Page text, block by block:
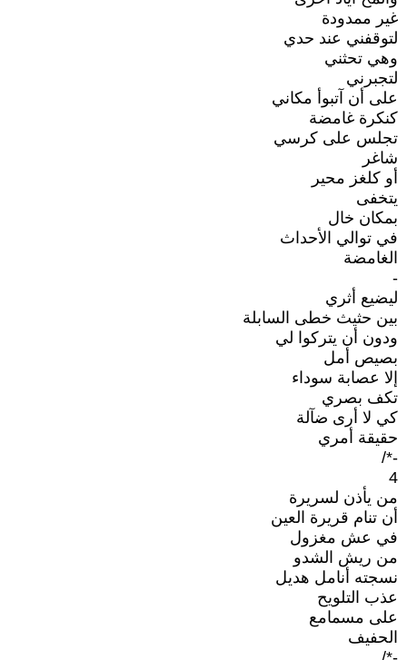
غير ممدودة
لتوقفني عند حدي
وهي تحثني
لتجبرني
على أن آتبوأ مكاني
كنكرة غامضة
تجلس على كرسي
شاغر
أو كلغز محير
يتخفى
بمكان خال
في توالي الأحداث
الغامضة
-
ليضيع أثري
بين حثيث خطى السابلة
ودون أن يتركوا لي
بصيص أمل
إلا عصابة سوداء
تكف بصري
كي لا أرى ضآلة
حقيقة أمري
-*/
4
من يأذن لسريرة
أن تنام قريرة العين
في عش مغزول
من ريش الشدو
نسجته أنامل هديل
عذب التلويح
على مسمامع
الحفيف